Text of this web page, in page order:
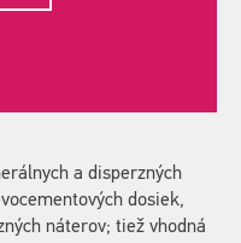
a disperzných
dosiek,
náterov; tiež vhodná